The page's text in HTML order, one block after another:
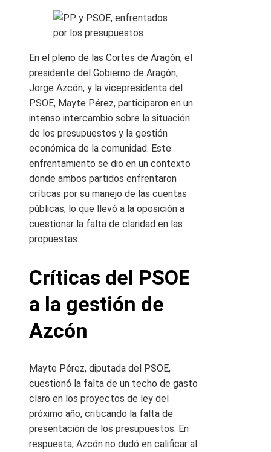
En el pleno de las Cortes de Aragón, el
presidente del Gobierno de Aragón,
Jorge Azcón, y la vicepresidenta del
PSOE, Mayte Pérez, participaron en un
intenso intercambio sobre la situación
de los presupuestos y la gestión
económica de la comunidad. Este
enfrentamiento se dio en un contexto
donde ambos partidos enfrentaron
críticas por su manejo de las cuentas
públicas, lo que llevó a la oposición a
cuestionar la falta de claridad en las
propuestas.
Críticas del PSOE
a la gestión de
Azcón
Mayte Pérez, diputada del PSOE,
cuestionó la falta de un techo de gasto
claro en los proyectos de ley del
próximo año, criticando la falta de
presentación de los presupuestos. En
respuesta, Azcón no dudó en calificar al